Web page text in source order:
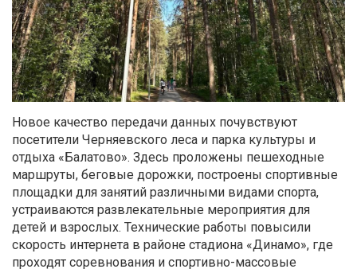
Новое качество передачи данных почувствуют
посетители Черняевского леса и парка культуры и
отдыха «Балатово». Здесь проложены пешеходные
маршруты, беговые дорожки, построены спортивные
площадки для занятий различными видами спорта,
устраиваются развлекательные мероприятия для
детей и взрослых. Технические работы повысили
скорость интернета в районе стадиона «Динамо», где
проходят соревнования и спортивно-массовые